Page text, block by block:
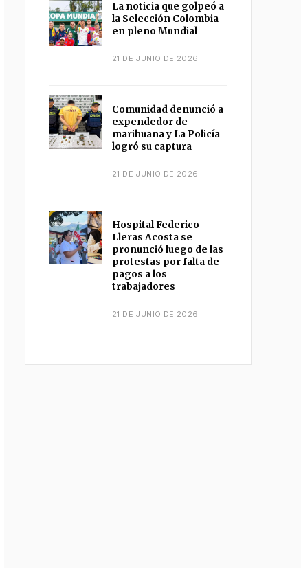
La noticia que golpeó a
la Selección Colombia
en pleno Mundial
21 DE JUNIO DE 2026
Comunidad denunció a
expendedor de
marihuana y La Policía
logró su captura
21 DE JUNIO DE 2026
Hospital Federico
Lleras Acosta se
pronunció luego de las
protestas por falta de
pagos a los
trabajadores
21 DE JUNIO DE 2026